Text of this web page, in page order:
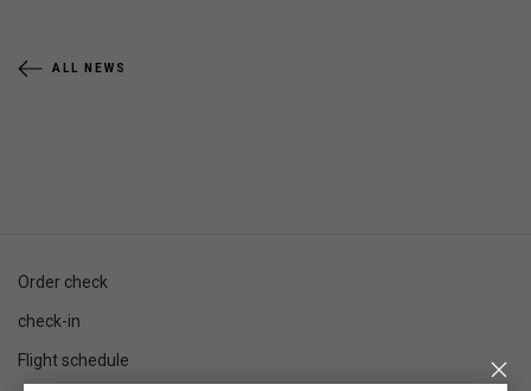
ALL NEWS
Order check
check-in
Flight schedule